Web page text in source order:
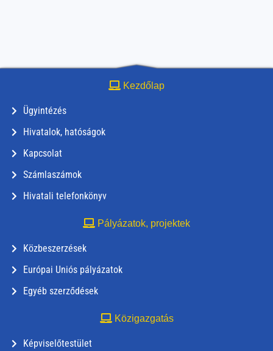
Kezdőlap
Ügyintézés
Hivatalok, hatóságok
Kapcsolat
Számlaszámok
Hivatali telefonkönyv
Pályázatok, projektek
Közbeszerzések
Európai Uniós pályázatok
Egyéb szerződések
Közigazgatás
Képviselőtestület